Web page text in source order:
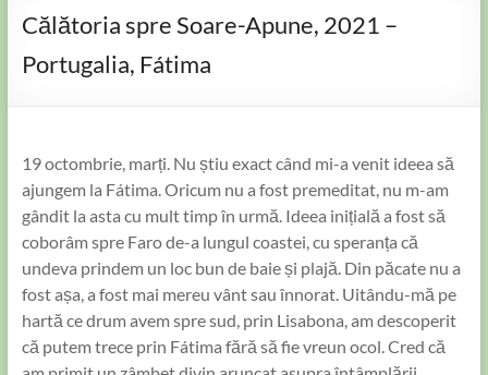
Călătoria spre Soare-Apune, 2021 –
Portugalia, Fátima
19 octombrie, marți. Nu știu exact când mi-a venit ideea să
ajungem la Fátima. Oricum nu a fost premeditat, nu m-am
gândit la asta cu mult timp în urmă. Ideea inițială a fost să
coborâm spre Faro de-a lungul coastei, cu speranța că
undeva prindem un loc bun de baie și plajă. Din păcate nu a
fost așa, a fost mai mereu vânt sau înnorat. Uitându-mă pe
hartă ce drum avem spre sud, prin Lisabona, am descoperit
că putem trece prin Fátima fără să fie vreun ocol. Cred că